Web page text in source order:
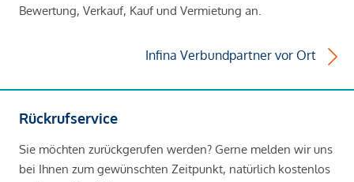
Bewertung, Verkauf, Kauf und Vermietung an.
Infina Verbundpartner vor Ort
Rückrufservice
Sie möchten zurückgerufen werden? Gerne melden wir uns
bei Ihnen zum gewünschten Zeitpunkt, natürlich kostenlos